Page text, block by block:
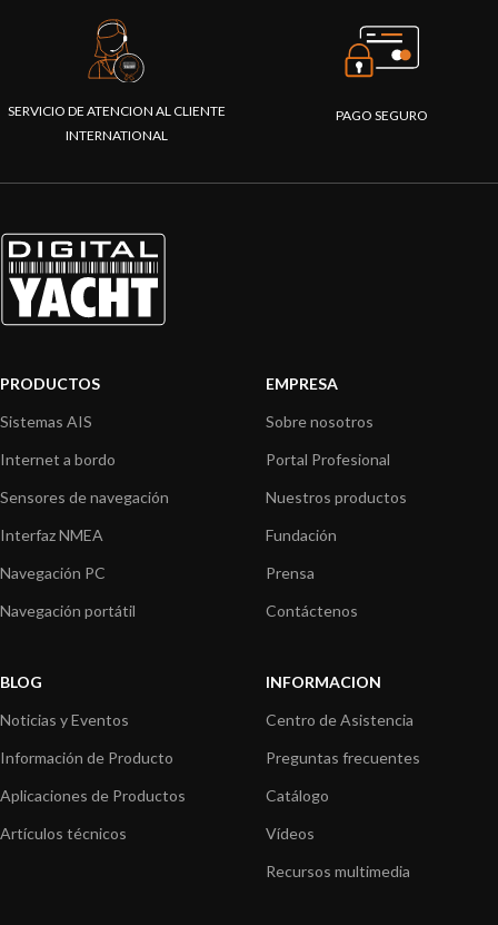
SERVICIO DE ATENCION AL CLIENTE
INTERNATIONAL
PAGO SEGURO
PRODUCTOS
Sistemas AIS
Internet a bordo
Sensores de navegación
Interfaz NMEA
Navegación PC
Navegación portátil
EMPRESA
Sobre nosotros
Portal Profesional
Nuestros productos
Fundación
Prensa
Contáctenos
BLOG
Noticias y Eventos
Información de Producto
Aplicaciones de Productos
Artículos técnicos
INFORMACION
Centro de Asistencia
Preguntas frecuentes
Catálogo
Vídeos
Recursos multimedia